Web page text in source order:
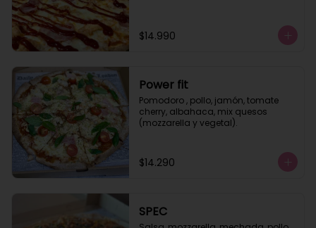
$14.990
Power fit
Pomodoro , pollo, jamón, tomate
cherry, albahaca, mix quesos
(mozzarella y vegetal).
$14.290
SPEC